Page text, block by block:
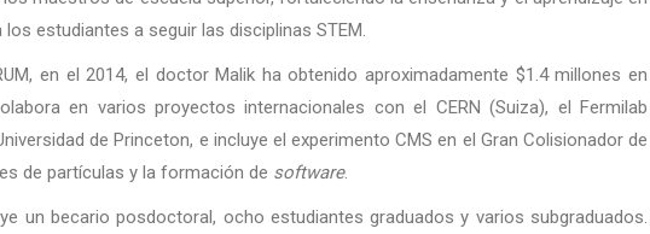
estudiantes a seguir las disciplinas STEM.
en el 2014, el doctor Malik ha obtenido aproximadamente $1.4 millones en
en varios proyectos internacionales con el CERN (Suiza), el Fermilab
de Princeton, e incluye el experimento CMS en el Gran Colisionador de
de partículas y la formación de software.
un becario posdoctoral, ocho estudiantes graduados y varios subgraduados.